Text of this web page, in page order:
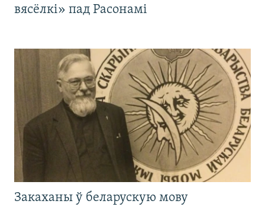
вясёлкі» пад Расонамі
Закаханы ў беларускую мову